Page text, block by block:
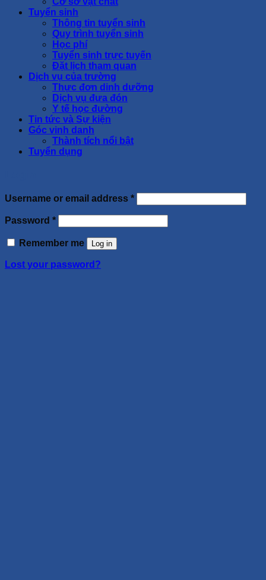
Tuyển sinh
Thông tin tuyển sinh
Quy trình tuyển sinh
Học phí
Tuyển sinh trực tuyến
Đặt lịch tham quan
Dịch vụ của trường
Thực đơn dinh dưỡng
Dịch vụ đưa đón
Y tế học đường
Tin tức và Sự kiện
Góc vinh danh
Thành tích nổi bật
Tuyển dụng
Username or email address *
Password *
Remember me Log in
Lost your password?